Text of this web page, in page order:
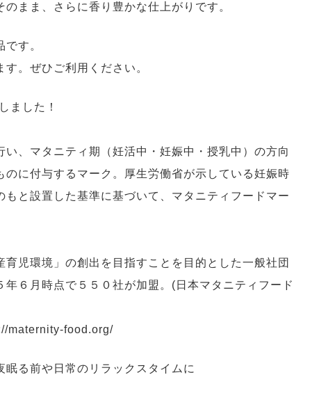
まま、さらに香り豊かな仕上がりです。
す。
。ぜひご利用ください。
ました！
い、マタニティ期（妊活中・妊娠中・授乳中）の方向
に付与するマーク。厚生労働省が示している妊娠時
と設置した基準に基づいて、マタニティフードマー
児環境」の創出を目指すことを目的とした一般社団
６月時点で５５０社が加盟。(日本マタニティフード
maternity-food.org/
る前や日常のリラックスタイムに